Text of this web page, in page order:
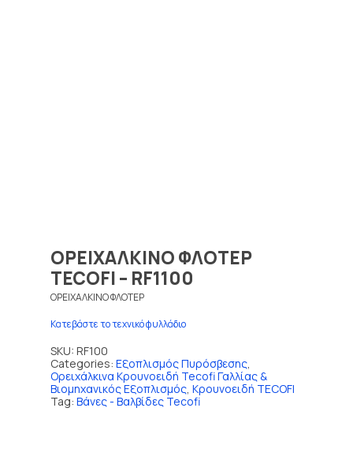
ΟΡΕΙΧΑΛΚΙΝΟ ΦΛΟΤΕΡ
TECOFI – RF1100
ΟΡΕΙΧΑΛΚΙΝΟ ΦΛΟΤΕΡ
Κατεβάστε το τεχνικό φυλλάδιο
SKU: RF100
Categories: Εξοπλισμός Πυρόσβεσης,
Ορειχάλκινα Κρουνοειδή Tecofi Γαλλίας &
Βιομηχανικός Εξοπλισμός, Κρουνοειδή TECOFI
Tag: Βάνες - Βαλβίδες Tecofi